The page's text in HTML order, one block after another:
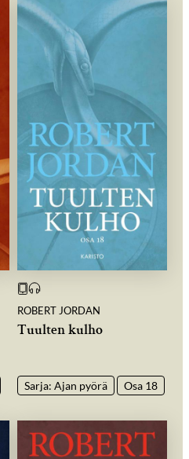
ROBERT JORDAN
Tuulten kulho
Sarja: Ajan pyörä Osa 18